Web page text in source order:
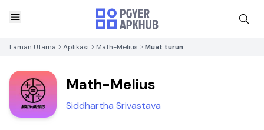
Laman Utama Aplikasi Math-Melius Muat turun
Math-Melius
Siddhartha Srivastava